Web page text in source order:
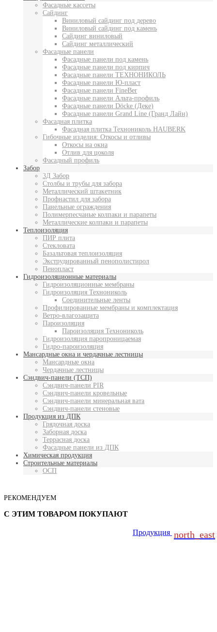
Фасадные кассеты
Сайдинг
Виниловый сайдинг под дерево
Виниловый сайдинг под камень
Сайдинг виниловый
Сайдинг металлический
Фасадные панели
Фасадные панели под камень
Фасадные панели под кирпич
Фасадные панели ТЕХНОНИКОЛЬ
Фасадные панели Ю-пласт
Фасадные панели FineBer
Фасадные панели Альта-профиль
Фасадные панели Döcke (Деке)
Фасадные панели Grand Line (Гранд Лайн)
Фасадная плитка
Фасадная плитка Технониколь HAUBERK
Гибочные изделия: Откосы и отливы
Откосы на окна
Отлив для цоколя
Фасадный профиль
Забор
3Д Забор
Столбы и трубы для забора
Металлический штакетник
Профнастил для забора
Панельные ограждения
Полимерпесчаные колпаки и парапеты
Металлические колпаки и парапеты
Теплоизоляция
ПИР плита
Стекловата
Базальтовая теплоизоляция
Экструдированный пенополистирол
Пенопласт
Гидроизоляционные материалы
Гидроизоляционные мембраны
Гидроизоляция Технониколь
Соединительные ленты
Профилированные мембраны и комплектация
Ветро-влагозащита
Пароизоляция
Пароизоляция Технониколь
Гидроизоляция паропроницаемая
Гидро-пароизоляция
Мансардные окна и чердачные лестницы
Мансардные окна
Чердачные лестницы
Сэндвич-панели (ТСП)
Сэндвич-панели PIR
Сэндвич-панели кровельные
Сэндвич-панели минеральная вата
Сэндвич-панели стеновые
Продукция из ДПК
Грядочная доска
Заборная доска
Террасная доска
Фасадные панели из ДПК
Химическая продукция
Строительные материалы
ОСП
РЕКОМЕНДУЕМ
С ЭТИМ ТОВАРОМ ПОКУПАЮТ
Продукция north_east